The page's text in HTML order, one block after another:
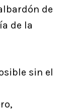
de
de la
sin el